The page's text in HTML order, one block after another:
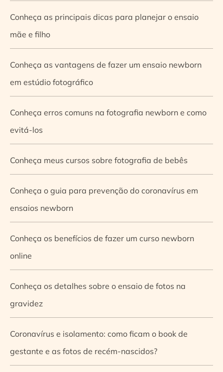
Conheça as principais dicas para planejar o ensaio
mãe e filho
Conheça as vantagens de fazer um ensaio newborn
em estúdio fotográfico
Conheça erros comuns na fotografia newborn e como
evitá-los
Conheça meus cursos sobre fotografia de bebês
Conheça o guia para prevenção do coronavírus em
ensaios newborn
Conheça os benefícios de fazer um curso newborn
online
Conheça os detalhes sobre o ensaio de fotos na
gravidez
Coronavírus e isolamento: como ficam o book de
gestante e as fotos de recém-nascidos?